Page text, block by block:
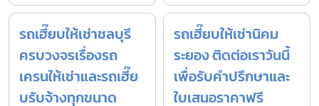
รถเฮี๊ยบให้เช่าชลบุรี
ครบวงจรเรื่องรถ
เครนให้เช่าและรถเฮี๊ย
บรับจ้างทุกขนาด
รถเฮี๊ยบให้เช่านิคม
ระยอง ติดต่อเราวันนี้
เพื่อรับคำปรึกษาและ
ใบเสนอราคาฟรี